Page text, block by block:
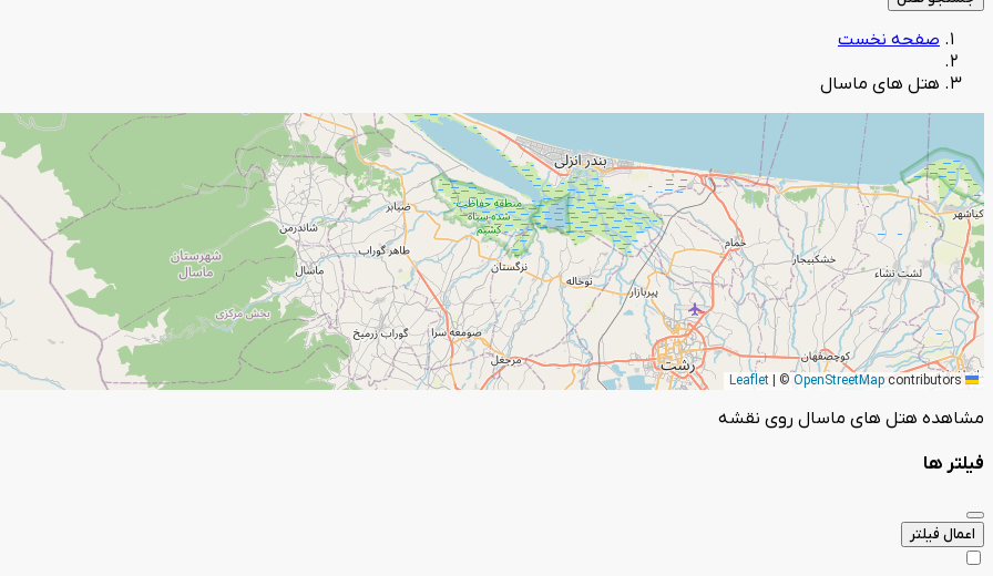
صفحه نخست
هتل های ماسال
Leaflet
© OpenStreetMapcontributors
مشاهده هتل های ماسال روی نقشه
فیلتر ها
اعمال فیلتر